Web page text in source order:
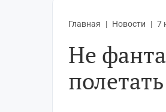
Главная Новости 7
Не